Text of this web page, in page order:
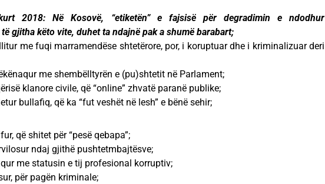
2018: Në Kosovë, “etiketën” e fajsisë për degradimin e ndodhur
gjitha këto vite, duhet ta ndajnë pak a shumë barabart;
me fuqi marramendëse shtetërore, por, i koruptuar dhe i kriminalizuar deri
me shembëlltyrën e (pu)shtetit në Parlament;
klanore civile, që “online” zhvatë paranë publike;
bullafiq, që ka “fut veshët në lesh” e bënë sehir;
që shitet për “pesë qebapa”;
ndaj gjithë pushtetmbajtësve;
me statusin e tij profesional korruptiv;
për pagën kriminale;